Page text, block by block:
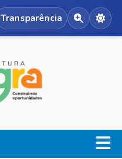
Transparência